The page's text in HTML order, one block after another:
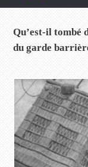
Qu’est-il tombé
du garde